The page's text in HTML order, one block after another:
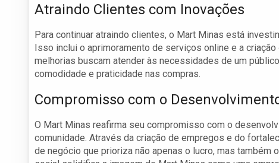
Atraindo Clientes com Inovações
Para continuar atraindo clientes, o Mart Minas está
Isso inclui o aprimoramento de serviços online e a
melhorias buscam atender às necessidades de um
comodidade e praticidade nas compras.
Compromisso com o
O Mart Minas reafirma seu compromisso com o
comunidade. Através da criação de empregos e do
de negócio que prioriza não apenas o lucro, mas